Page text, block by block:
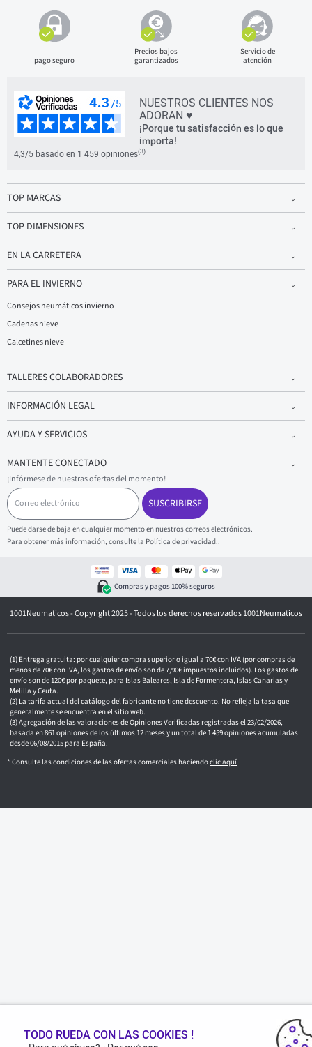
pago seguro
Precios bajos
garantizados
Servicio de
atención
NUESTROS CLIENTES NOS
ADORAN ♥
¡Porque tu satisfacción es lo que
importa!
4,3/5 basado en 1 459 opiniones(3)
TOP MARCAS
TOP DIMENSIONES
EN LA CARRETERA
PARA EL INVIERNO
Consejos neumáticos invierno
Cadenas nieve
Calcetines nieve
TALLERES COLABORADORES
INFORMACIÓN LEGAL
AYUDA Y SERVICIOS
MANTENTE CONECTADO
¡Infórmese de nuestras ofertas del momento!
C
o
r
r
e
o
n
o
SUSCRIBIRSE
Puede darse de baja en cualquier momento en nuestros correos electrónicos.
Para obtener más información, consulte la Política de privacidad..
Compras y pagos 100% seguros
1001Neumaticos - Copyright 2025 - Todos los derechos reservados 1001Neumaticos
Entrega gratuita: por cualquier compra superior o igual a 70€ con IVA (por compras de
menos de 70€ con IVA, los gastos de envío son de 7,90€ impuestos incluidos). Los gastos de
envío son de 120€ por paquete, para Islas Baleares, Isla de Formentera, Islas Canarias y
Melilla y Ceuta.
La tarifa actual del catálogo del fabricante no tiene descuento. No refleja la tasa que
generalmente se encuentra en el sitio web.
Agregación de las valoraciones de Opiniones Verificadas registradas el 23/02/2026,
basada en 861 opiniones de los últimos 12 meses y un total de 1 459 opiniones acumuladas
desde 06/08/2015 para España.
* Consulte las condiciones de las ofertas comerciales haciendoclic aquí
TODO RUEDA CON LAS COOKIES !